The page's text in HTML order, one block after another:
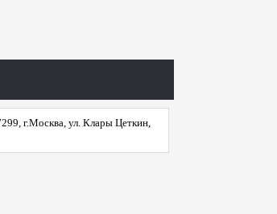
г.Москва, ул. Клары Цеткин,